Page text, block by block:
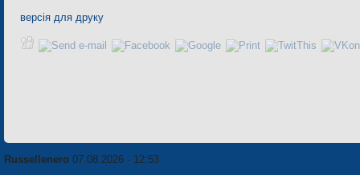
версія для друку
Russellenero 07.08.2026 - 12:53